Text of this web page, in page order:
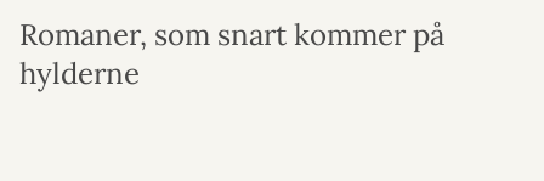
Romaner, som snart kommer på
hylderne